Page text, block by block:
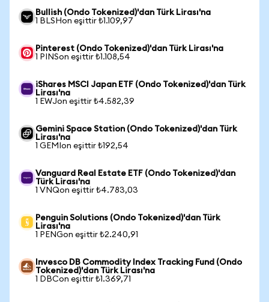
Bullish (Ondo Tokenized)'dan Türk Lirası'na
1 BLSHon eşittir ₺1.109,97
Pinterest (Ondo Tokenized)'dan Türk Lirası'na
1 PINSon eşittir ₺1.108,54
iShares MSCI Japan ETF (Ondo Tokenized)'dan Türk
Lirası'na
1 EWJon eşittir ₺4.582,39
Gemini Space Station (Ondo Tokenized)'dan Türk
Lirası'na
1 GEMIon eşittir ₺192,54
Vanguard Real Estate ETF (Ondo Tokenized)'dan
Türk Lirası'na
1 VNQon eşittir ₺4.783,03
Penguin Solutions (Ondo Tokenized)'dan Türk
Lirası'na
1 PENGon eşittir ₺2.240,91
Invesco DB Commodity Index Tracking Fund (Ondo
Tokenized)'dan Türk Lirası'na
1 DBCon eşittir ₺1.369,71